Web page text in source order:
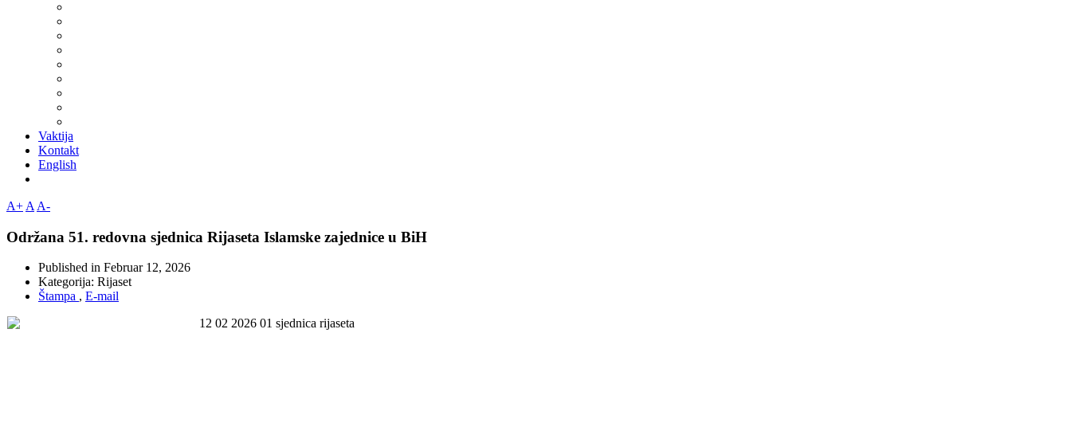
Vaktija
Kontakt
English
A+ A A-
Održana 51. redovna sjednica Rijaseta Islamske zajednice u BiH
Published in Februar 12, 2026
Kategorija: Rijaset
Štampa , E-mail